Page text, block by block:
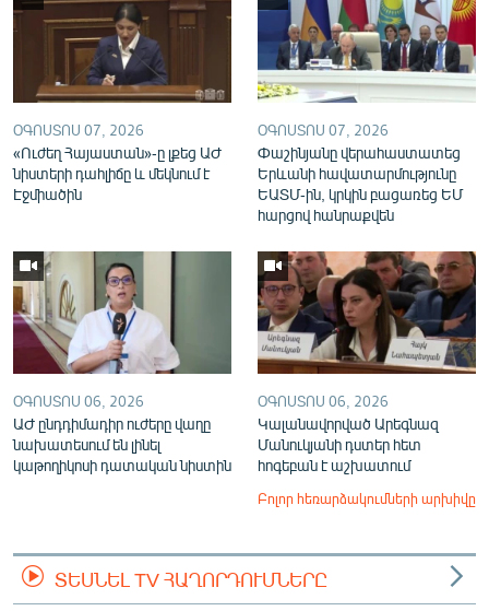
ՕԳՈՍՏՈՍ 07, 2026
«Ուժեղ Հայաստան»-ը լքեց ԱԺ
նիստերի դահլիճը և մեկնում է
Էջմիածին
ՕԳՈՍՏՈՍ 07, 2026
Փաշինյանը վերահաստատեց
Երևանի հավատարմությունը
ԵԱՏՄ-ին, կրկին բացառեց ԵՄ
հարցով հանրաքվեն
ՕԳՈՍՏՈՍ 06, 2026
ԱԺ ընդդիմադիր ուժերը վաղը
նախատեսում են լինել
կաթողիկոսի դատական նիստին
ՕԳՈՍՏՈՍ 06, 2026
Կալանավորված Արեգնազ
Մանուկյանի դստեր հետ
հոգեբան է աշխատում
Բոլոր հեռարձակումների արխիվը
ՏԵՍՆԵԼ TV ՀԱՂՈՐԴՈՒՄՆԵՐԸ